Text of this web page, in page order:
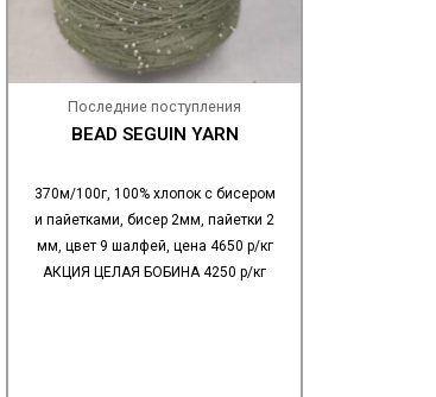
Последние поступления
BEAD SEGUIN YARN
370м/100г, 100% хлопок с бисером
и пайетками, бисер 2мм, пайетки 2
мм, цвет 9 шалфей, цена 4650 р/кг
АКЦИЯ ЦЕЛАЯ БОБИНА 4250 р/кг